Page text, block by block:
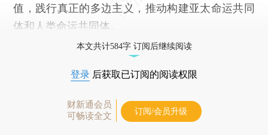
值，践行真正的多边主义，推动构建亚太命运共同
体和人类命运共同体。
本文共计584字 订阅后继续阅读
登录 后获取已订阅的阅读权限
财新通会员
可畅读全文
订阅/会员升级